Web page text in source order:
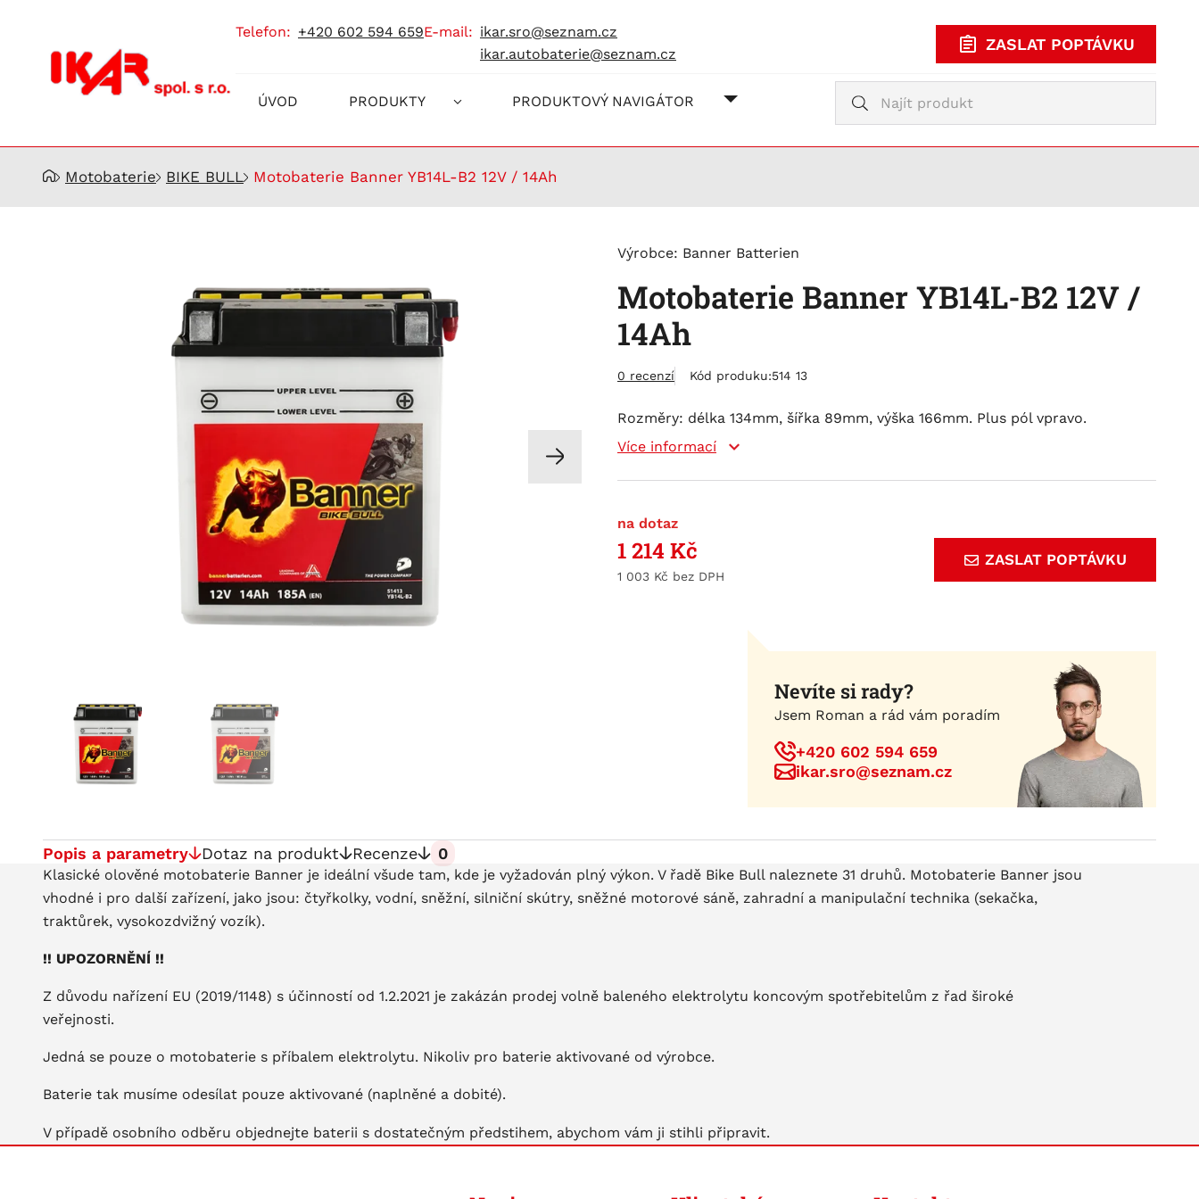
Prodej
akumulátorů
telefon: +420 602 594 659 e-mail: ikar.sro@seznam.cz
ikar.autobaterie@seznam.cz
ZASLAT POPTÁVKU
ÚVOD PRODUKTY PRODUKTOVÝ NAVIGÁTOR JAK NAKUPOVATVyhledávání
Motobaterie BIKE BULL Motobaterie Banner YB14L-B2 12V / 14Ah
Výrobce: Banner Batterien
Motobaterie Banner YB14L-B2 12V /
14Ah
0 recenzí Kód produku:514 13
Rozměry: délka 134mm, šířka 89mm, výška 166mm. Plus pól vpravo.
Více informací
na dotaz
1 214 Kč
1 003 Kč
ZASLAT POPTÁVKU
Nevíte si rady?
Jsem Roman a rád vám poradím
+420 602 594 659
ikar.sro@seznam.cz
Popis a parametry Dotaz na produkt Recenze 0
Klasické olověné motobaterie Banner je ideální všude tam, kde je vyžadován plný výkon. V řadě Bike Bull naleznete 31 druhů. Motobaterie Banner jsou
vhodné i pro další zařízení, jako jsou: čtyřkolky, vodní, sněžní, silniční skútry, sněžné motorové sáně, zahradní a manipulační technika (sekačka,
traktůrek, vysokozdvižný vozík).
!! UPOZORNĚNÍ !!
Z důvodu nařízení EU (2019/1148) s účinností od 1.2.2021 je zakázán prodej volně baleného elektrolytu koncovým spotřebitelům z řad široké
veřejnosti.
Jedná se pouze o motobaterie s příbalem elektrolytu. Nikoliv pro baterie aktivované od výrobce.
Baterie tak musíme odesílat pouze aktivované (naplněné a dobité).
V případě osobního odběru objednejte baterii s dostatečným předstihem, abychom vám ji stihli připravit.